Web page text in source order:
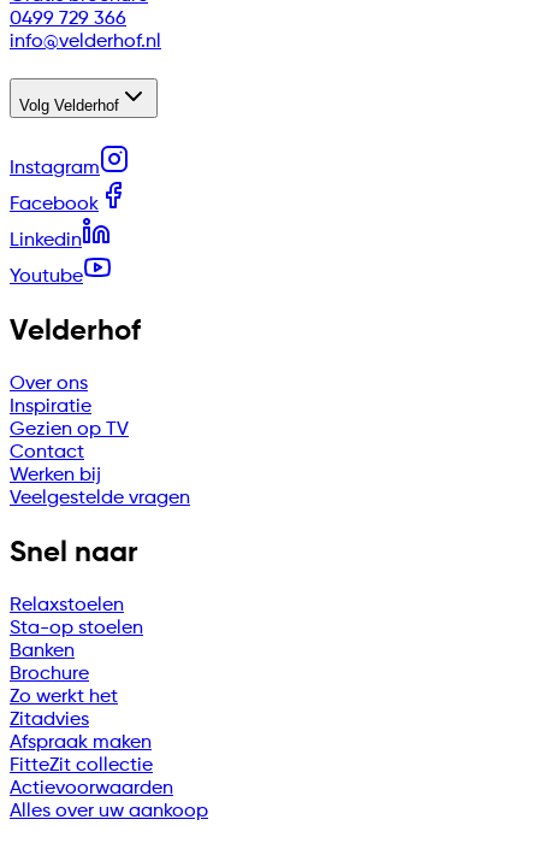
0499 729 366
info@velderhof.nl
Volg Velderhof
Instagram
Facebook
Linkedin
Youtube
Velderhof
Over ons
Inspiratie
Gezien op TV
Contact
Werken bij
Veelgestelde vragen
Snel naar
Relaxstoelen
Sta-op stoelen
Banken
Brochure
Zo werkt het
Zitadvies
Afspraak maken
FitteZit collectie
Actievoorwaarden
Alles over uw aankoop